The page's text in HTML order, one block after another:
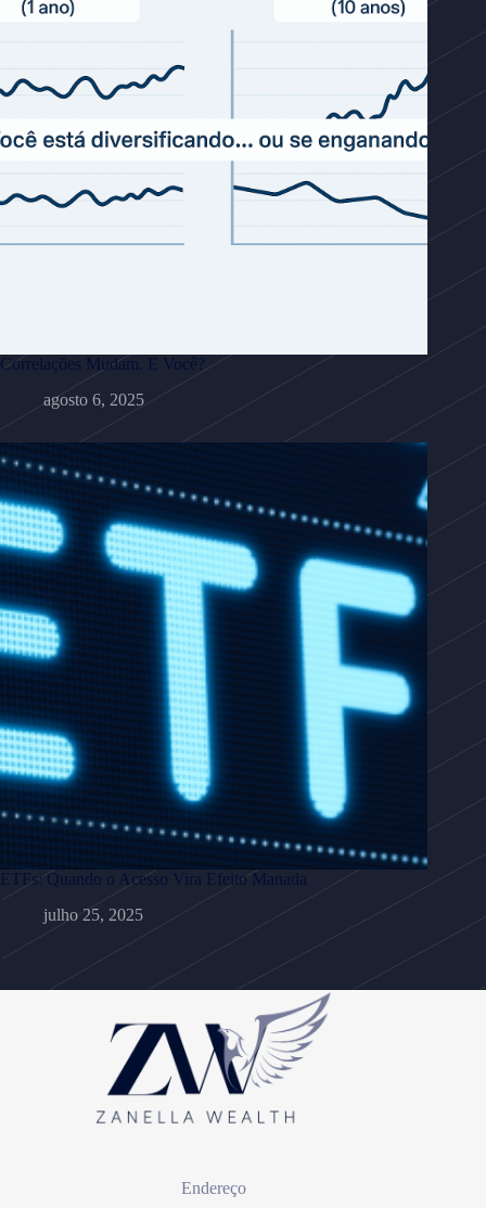
Correlações Mudam. E Você?
agosto 6, 2025
ETFs: Quando o Acesso Vira Efeito Manada
julho 25, 2025
Endereço